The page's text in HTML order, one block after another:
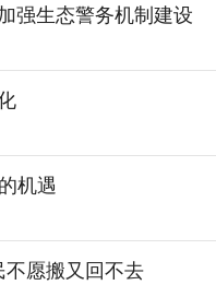
强生态警务机制建设
机遇
愿搬又回不去